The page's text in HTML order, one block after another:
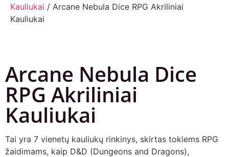
Kauliukai / Arcane Nebula Dice RPG Akriliniai
Kauliukai
Arcane Nebula Dice
RPG Akriliniai
Kauliukai
Tai yra 7 vienetų kauliukų rinkinys, skirtas tokiems RPG
žaidimams, kaip D&D (Dungeons and Dragons),